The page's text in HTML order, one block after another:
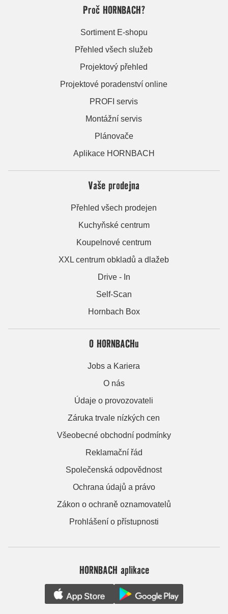
Proč HORNBACH?
Sortiment E-shopu
Přehled všech služeb
Projektový přehled
Projektové poradenství online
PROFI servis
Montážní servis
Plánovače
Aplikace HORNBACH
Vaše prodejna
Přehled všech prodejen
Kuchyňské centrum
Koupelnové centrum
XXL centrum obkladů a dlažeb
Drive - In
Self-Scan
Hornbach Box
O HORNBACHu
Jobs a Kariera
O nás
Údaje o provozovateli
Záruka trvale nízkých cen
Všeobecné obchodní podmínky
Reklamační řád
Společenská odpovědnost
Ochrana údajů a právo
Zákon o ochraně oznamovatelů
Prohlášení o přístupnosti
HORNBACH aplikace